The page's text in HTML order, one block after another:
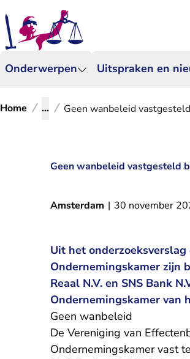
Onderwerpen Uitspraken en
Home ... Geen wanbeleid
Geen wanbeleid vastgesteld
Amsterdam | 30 november
Uit het
Ondernemingskamer zijn
Reaal N.V. en SNS Bank
Ondernemingskamer van
Geen wanbeleid
De Vereniging van
Ondernemingskamer vast